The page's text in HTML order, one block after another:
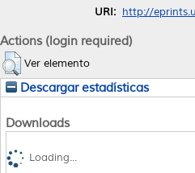
URI: http://
Actions (login required)
Ver elemento
Descargar estadísticas
Downloads
Loading...